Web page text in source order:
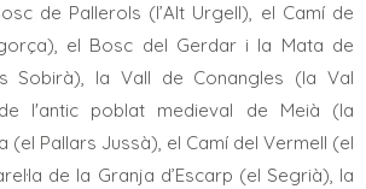
de Pallerols (l’Alt Urgell), el Camí de
el Bosc del Gerdar i la Mata de
Sobirà), la Vall de Conangles (la Val
de l'antic poblat medieval de Meià (la
(el Pallars Jussà), el Camí del Vermell (el
de la Granja d’Escarp (el Segrià), la